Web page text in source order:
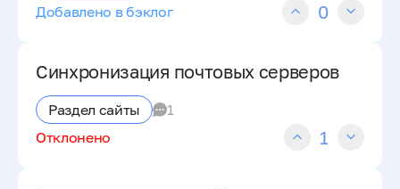
Добавлено в бэклог
0
Синхронизация почтовых серверов
Раздел сайты
1
Отклонено
1